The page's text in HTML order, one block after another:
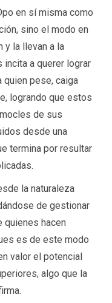
en sí misma como
sino el modo en
y la llevan a la
incita a querer lograr
pese, caiga
logrando que estos
de sus
desde una
termina por resultar
la naturaleza
de gestionar
quienes hacen
es de este modo
valor el potencial
algo que la